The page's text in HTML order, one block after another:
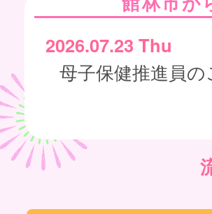
2026.07.23 Thu
母子保健推進員の